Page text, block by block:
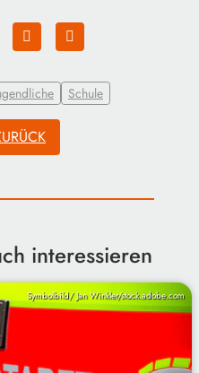
Schule
interessieren
Symbolbild/ Jan Winkler/stock.adobe.com